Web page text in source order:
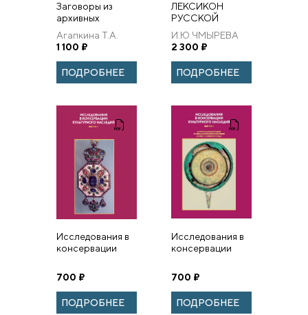
Заговоры из
архивных
источников XVIII
– первой трети
ХХ в. Том 1
Агапкина Т.А.
1 100 ₽
ПОДРОБНЕЕ
ЛЕКСИКОН
РУССКОЙ
ФОТОГРАФИИ
ХХ-XXI ВЕКОВ
И.Ю.ЧМЫРЕВА
2 300 ₽
ПОДРОБНЕЕ
Исследования в
консервации
наследия. Вып.2.
Материалы
международной
научно
700 ₽
ПОДРОБНЕЕ
Исследования в
консервации
наследия. Вып. 3.
Материалы
международной
научно-
700 ₽
ПОДРОБНЕЕ